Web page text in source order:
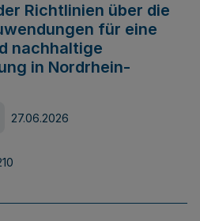
Richtlinien über die
für eine
nachhaltige
in Nordrhein-
27.06.2026